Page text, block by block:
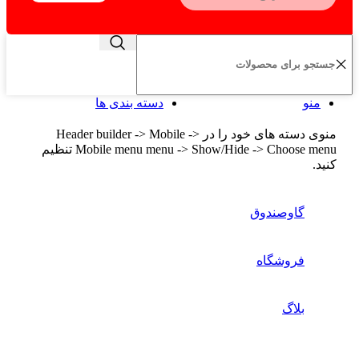
منو دسته بندی ها
منوی دسته های خود را در Header builder -> Mobile ->
Mobile menu menu -> Show/Hide -> Choose menu تنظیم
کنید.
گاوصندوق
فروشگاه
بلاگ